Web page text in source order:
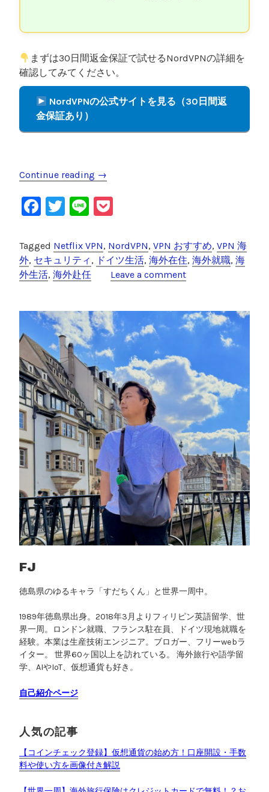
まずは30日間返金保証で試せるNordVPNの詳細を
確認してみてください。
NordVPNの公式サイトを見る（30日間返
金保証あり）
Continue reading “
外
在
者
に
め
の
V
N
【
実
体
験
】
N
o
r
d
V
P
ん
理
由
”
→
F
c
e
b
o
k
T
tt
er
Li
e
c
k
et
Tagged Netflix VPN, NordVPN, VPN おすすめ, VPN 海
外, セキュリティ , ドイツ生活, 海外在住, 海外就職, 海
外生活, 海外赴任 Leave a comment
FJ
徳島県のゆるキャラ「すだちくん」と世界一周中。
1989年徳島県出身。2018年3月よりフィリピン英語留学、世
界一周。ロンドン就職、フランス駐在員、ドイツ現地就職を
経験。本業は生産技術エンジニア。ブロガー、フリーwebラ
イター。 世界60ヶ国以上を訪れている。 海外旅行や語学留
学、AIやIoT、仮想通貨も好き。
自己紹介ページ
人気の記事
【コインチェック登録】仮想通貨の始め方！口座開設・手数
料や使い方を画像付き解説